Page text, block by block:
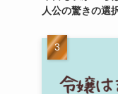
人公の驚きの選